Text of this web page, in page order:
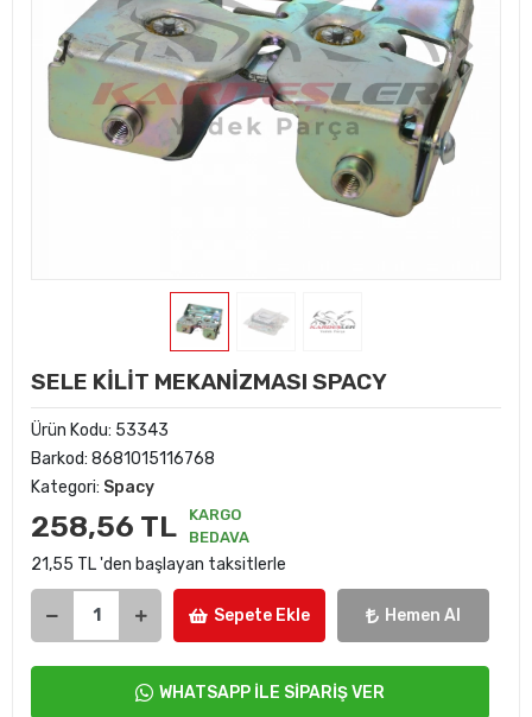
SELE KİLİT MEKANİZMASI SPACY
Ürün Kodu: 53343
Barkod: 8681015116768
Kategori: Spacy
258,56 TL
KARGO
BEDAVA
21,55 TL 'den başlayan taksitlerle
Sepete Ekle Hemen Al
WHATSAPP İLE SİPARİŞ VER